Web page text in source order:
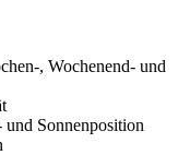
, Wochenend- und
Sonnenposition